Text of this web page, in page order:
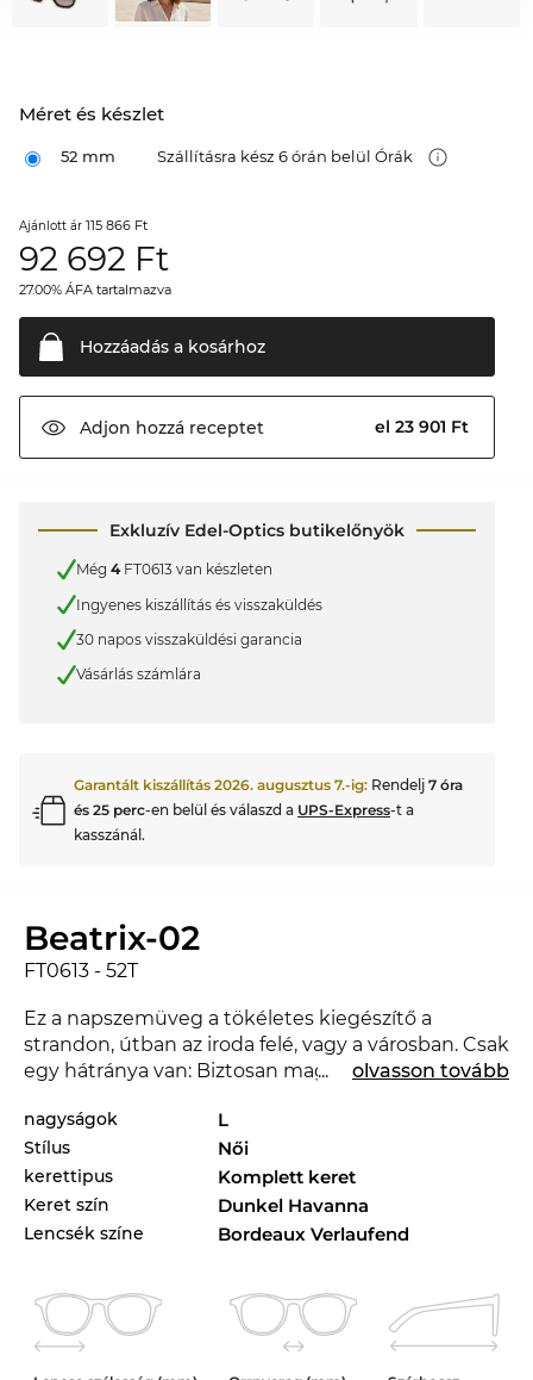
Méret és készlet
52 mm Szállításra kész 6 órán belül Órák
Ajánlott ár 115 866 Ft
92 692 Ft
27.00% ÁFA tartalmazva
Hozzáadás a kosárhoz
Adjon hozzá receptet el 23 901 Ft
Exkluzív Edel-Optics butikelőnyök
Még 4FT0613 van készleten
Ingyenes kiszállítás és visszaküldés
30 napos visszaküldési garancia
Vásárlás számlára
Garantált kiszállítás 2026. augusztus 7.-ig: Rendelj 7 óra
és 25 perc-en belül és válaszd a UPS-Express-t a
kasszánál.
Beatrix-02
FT0613 - 52T
Ez a napszemüveg a tökéletes kiegészítő a
strandon, útban az iroda felé, vagy a városban. Csak
egy hátránya van: Biztosan magadra vonzol egy-
új a piacon, úgyhogy ezzel a szemüveggel teljesen
korszerű lehetsz. Tulajdonképpen jobban illene a
kedvenc öltözékedhez egy másik stílus? Nézd
meg a FT0613 más stílusú modelljeit is a
kínálatunkban a 2017. és 2018. éviTom Ford
A kifejező vonalak klasszikus megközelítést adnak
a modell jellegének, és szinte kötelezővé teszik ezt
... olvasson tovább
nagyságok L
Stílus Női
kerettipus Komplett keret
Keret szín Dunkel Havanna
Lencsék színe Bordeaux Verlaufend